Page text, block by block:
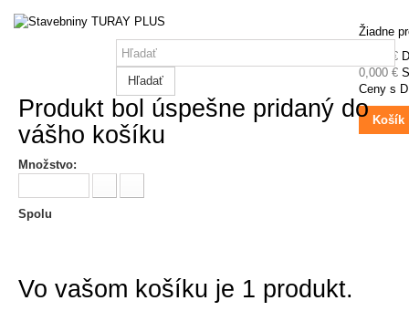
Hľadať
Žiadne
0,000 €
0,000 €
Ceny s
Košík
Produkt bol úspešne pridaný do
vášho košíku
Množstvo:
Spolu
Vo vašom košíku je 1 produkt.